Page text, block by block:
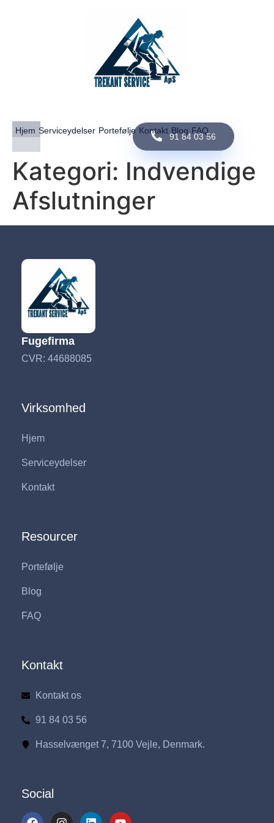
Hjem Serviceydelser Portefølje Kontakt Blog FAQ
91 84 03 56
Kategori: Indvendige
Afslutninger
Fugefirma
CVR: 44688085
Virksomhed
Hjem
Serviceydelser
Kontakt
Resourcer
Portefølje
Blog
FAQ
Kontakt
Kontakt os
91 84 03 56
Hasselvænget 7, 7100 Vejle, Denmark.
Social